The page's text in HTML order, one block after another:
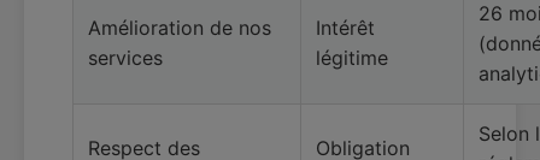
Amélioration de nos
services
Intérêt
légitime
26
Respect des
Obligation
Selon